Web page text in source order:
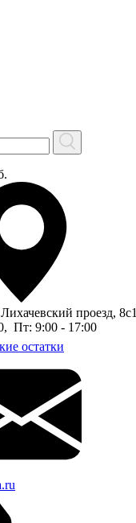
проезд, 8c1
, Пт: 9:00 - 17:00
остатки